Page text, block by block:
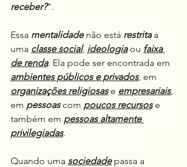
receber?”.
Essa mentalidade não está restrita a
uma classe social, ideologia ou faixa
de renda. Ela pode ser encontrada em
ambientes públicos e privados, em
organizações religiosas e empresariais,
em pessoas com poucos recursos e
também em pessoas altamente
privilegiadas.
Quando uma sociedade passa a